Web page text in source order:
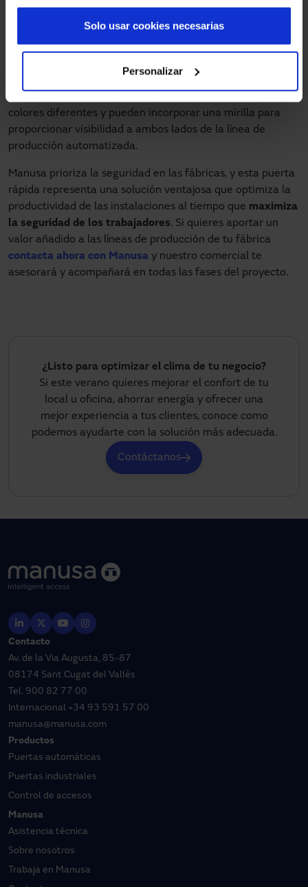
Personalizar
Solo usar cookies necesarias
acero en el interior. Dependiendo de las dimensiones, la
velocidad de apertura se puede ajustar hasta dos metros y
colores diferentes y pueden incorporar una mirilla para
proporcionar visibilidad a ambos lados de la línea de
producción automatizada.
Manusa prioriza la seguridad en las fábricas, y esta puerta
rápida representa una solución ventajosa que optimiza la
productividad de las instalaciones al tiempo que maximiza
la seguridad de los trabajadores. Si quieres aportar un
valor añadido a las líneas de producción de tu fábrica
contacta ahora con Manusa y nuestro comercial te
asesorará y acompañará en todas las fases del proyecto.
¿Listo para optimizar el clima de tu negocio?
Si este verano quieres mejorar el confort de tu
local u oficina, ahorrar energía y ofrecer una
mejor experiencia a tus clientes, conoce como
podemos ayudarte con la solución más adecuada.
Contáctanos
Contacto
Av. de la Via Augusta, 85-87
08174 Sant Cugat del Vallès
Tel. 900 82 77 00
Internacional +34 93 591 57 00
manusa@manusa.com
Productos
Puertas automáticas
Puertas industriales
Control de accesos
Manusa
Asistencia técnica
Sobre nosotros
Trabaja en Manusa